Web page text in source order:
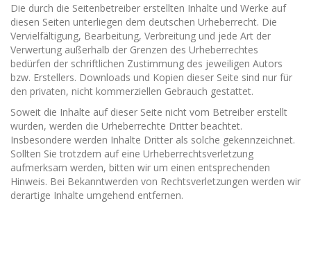
Die durch die Seitenbetreiber erstellten Inhalte und Werke auf
diesen Seiten unterliegen dem deutschen Urheberrecht. Die
Vervielfältigung, Bearbeitung, Verbreitung und jede Art der
Verwertung außerhalb der Grenzen des Urheberrechtes
bedürfen der schriftlichen Zustimmung des jeweiligen Autors
bzw. Erstellers. Downloads und Kopien dieser Seite sind nur für
den privaten, nicht kommerziellen Gebrauch gestattet.
Soweit die Inhalte auf dieser Seite nicht vom Betreiber erstellt
wurden, werden die Urheberrechte Dritter beachtet.
Insbesondere werden Inhalte Dritter als solche gekennzeichnet.
Sollten Sie trotzdem auf eine Urheberrechtsverletzung
aufmerksam werden, bitten wir um einen entsprechenden
Hinweis. Bei Bekanntwerden von Rechtsverletzungen werden wir
derartige Inhalte umgehend entfernen.